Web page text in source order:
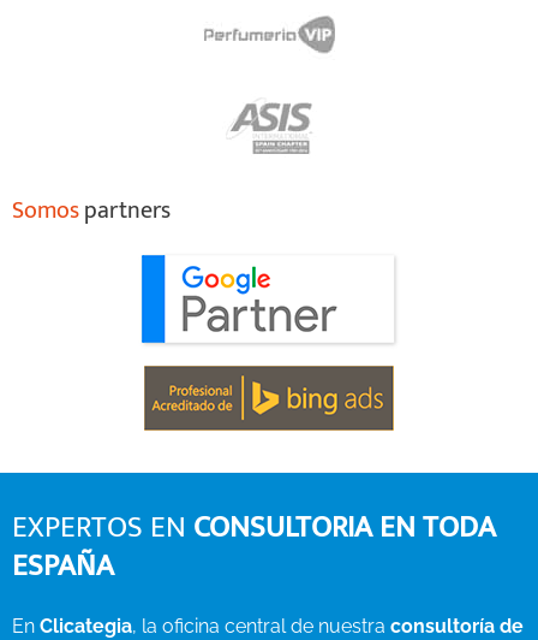
Somospartners
EXPERTOS EN CONSULTORIA EN TODA
ESPAÑA
En Clicategia, la oficina central de nuestra consultoría de